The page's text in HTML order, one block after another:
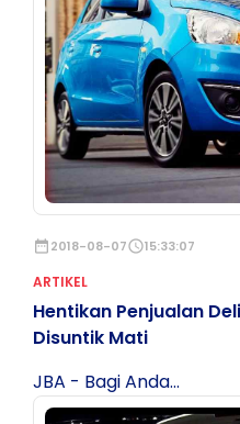
date_range2018-08-07schedule15:33:07
ARTIKEL
Hentikan Penjualan
Disuntik Mati
JBA - Bagi Anda...